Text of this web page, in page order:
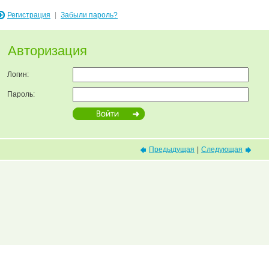
Регистрация Забыли пароль?
Авторизация
Логин:
Пароль:
Предыдущая Следующая